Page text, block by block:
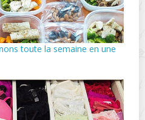
toute la semaine en une